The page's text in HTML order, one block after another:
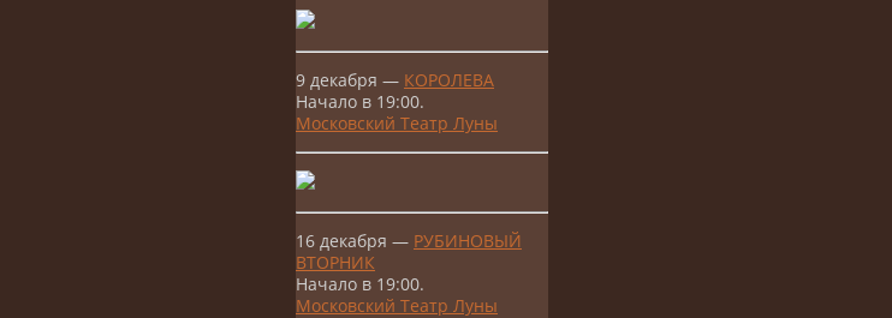
9 декабря — КОРОЛЕВА
Начало в 19:00.
Московский Театр Луны
16 декабря — РУБИНОВЫЙ
ВТОРНИК
Начало в 19:00.
Московский Театр Луны